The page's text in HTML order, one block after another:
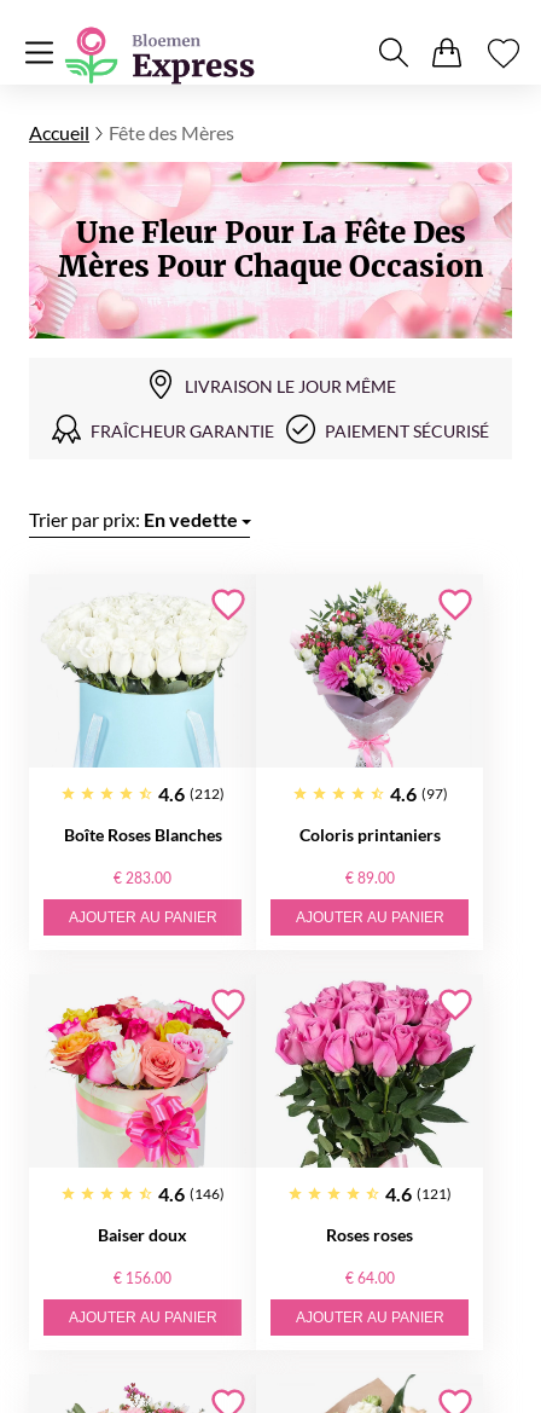
Accueil Fête des Mères
Une Fleur Pour La Fête Des
Mères Pour Chaque Occasion
LIVRAISON LE JOUR MÊME
FRAÎCHEUR GARANTIE PAIEMENT SÉCURISÉ
Trier par prix: En vedette
4.6 (212)
Boîte Roses Blanches
€ 283.00
AJOUTER AU PANIER
4.6 (97)
Coloris printaniers
€ 89.00
AJOUTER AU PANIER
4.6 (146)
Baiser doux
€ 156.00
AJOUTER AU PANIER
4.6 (121)
Roses roses
€ 64.00
AJOUTER AU PANIER